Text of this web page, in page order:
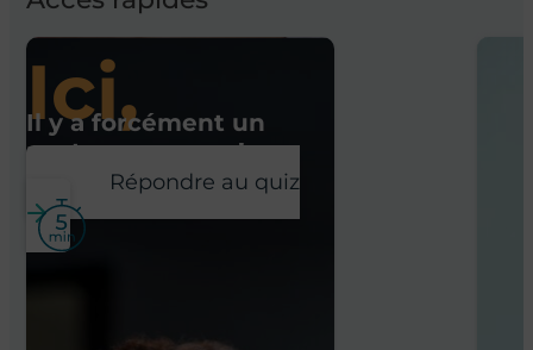
Ici,
Il y a forcément un
poste pour vous !
Répondre au quiz